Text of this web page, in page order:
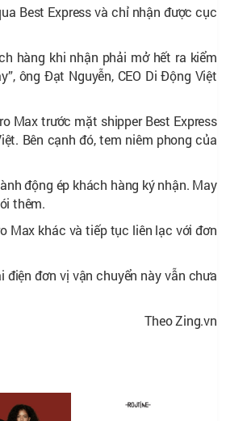
Best Express và chỉ nhận được cục
hàng khi nhận phải mở hết ra kiểm
ông Đạt Nguyễn, CEO Di Động Việt
Max trước mặt shipper Best Express
Bên cạnh đó, tem niêm phong của
động ép khách hàng ký nhận. May
thêm.
Max khác và tiếp tục liên lạc với đơn
điện đơn vị vận chuyển này vẫn chưa
Theo Zing.vn